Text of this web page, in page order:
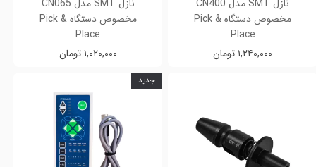
نازل SMT مدل CN400
مخصوص دستگاه Pick &
Place
۱,۲۴۰,۰۰۰ تومان
نازل SMT مدل CN065
مخصوص دستگاه Pick &
Place
۱,۰۲۰,۰۰۰ تومان
جدید